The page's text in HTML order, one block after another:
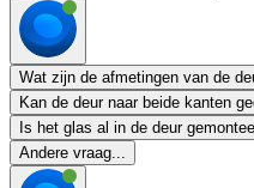
Wat zijn de afmetingen van de
Kan de deur naar beide kanten
Is het glas al in de deur
Andere vraag...